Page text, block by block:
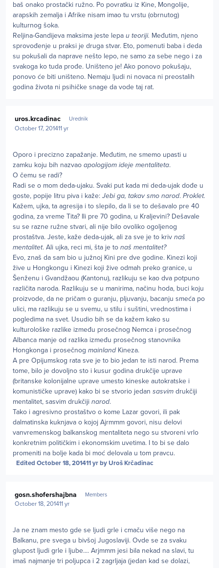
baš onako prostački ružno. Po povratku iz Kine, Mongolije,
arapskih zemalja i Afrike nisam imao tu vrstu (obrnutog)
kulturnog šoka.
Reljina-Gandijeva maksima jeste lepa u teoriji. Međutim, njeno
sprovođenje u praksi je druga stvar. Eto, pomenuti baba i deda
su pokušali da naprave nešto lepo, ne samo za sebe nego i za
svakoga ko tuda prođe. Uništeno je! Ako ponovo pokušaju,
ponovo će biti uništeno. Nemaju ljudi ni novaca ni preostalih
godina života ni psihičke snage da vode taj rat.
uros.krcadinac Urednik
October 17, 201411 yr
Oporo i precizno zapažanje. Međutim, ne smemo upasti u
zamku koju bih nazvao apologijom ideje mentaliteta.
O čemu se radi?
Radi se o mom deda-ujaku. Svaki put kada mi deda-ujak dođe u
goste, popije litru piva i kaže: Jebi ga, takav smo narod. Proklet.
Kažem, ujka, ta agresija i to slepilo, da li se to dešavalo pre 40
godina, za vreme Tita? Ili pre 70 godina, u Kraljevini? Dešavale
su se razne ružne stvari, ali nije bilo ovoliko ogoljenog
prostaštva. Jeste, kaže deda-ujak, ali za sve je to kriv naš
mentalitet. Ali ujka, reci mi, šta je to naš mentalitet?
Evo, znaš da sam bio u južnoj Kini pre dve godine. Kinezi koji
žive u Hongkongu i Kinezi koji žive odmah preko granice, u
Šenženu i Gvandžaou (Kantonu), razlikuju se kao dva potpuno
različita naroda. Razlikuju se u manirima, načinu hoda, buci koju
proizvode, da ne pričam o guranju, pljuvanju, bacanju smeća po
ulici, ma razlikuju se u svemu, u stilu i suštini, vrednostima i
pogledima na svet. Usudio bih se da kažem kako su
kulturološke razlike između prosečnog Nemca i prosečnog
Albanca manje od razlika između prosečnog stanovnika
Hongkonga i prosečnog mainlandKineza.
A pre Opijumskog rata sve je to bio jedan te isti narod. Prema
tome, bilo je dovoljno sto i kusur godina drukčije uprave
(britanske kolonijalne uprave umesto kineske autokratske i
komunističke uprave) kako bi se stvorio jedan sasvim drukčiji
mentalitet, sasvim drukčiji narod.
Tako i agresivno prostaštvo o kome Lazar govori, ili pak
dalmatinska kuknjava o kojoj Ajrmmm govori, nisu delovi
vanvremenskog balkanskog mentaliteta nego su stvoreni vrlo
konkretnim političkim i ekonomskim uvetima. I to bi se dalo
promeniti na bolje kada bi moć delovala u tom pravcu.
Edited October 18, 201411 yrby Uroš Krčadinac
gosn.shofershajbna Members
October 18, 201411 yr
Ja ne znam mesto gde se ljudi grle i cmaču više nego na
Balkanu, pre svega u bivšoj Jugoslaviji. Ovde se za svaku
glupost ljudi grle i ljube.... Arjmmm jesi bila nekad na slavi, tu
imaš najmanje tri poljupca i 2 zagrljaja (jedan kad se dolazi,